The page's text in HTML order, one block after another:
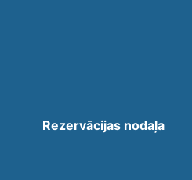
Rezervācijas nodaļa